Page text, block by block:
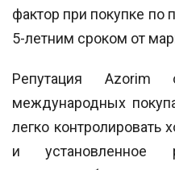
фактор при покупке по
5-летним сроком от
Репутация Azorim
международных
легко контролировать
и установленное